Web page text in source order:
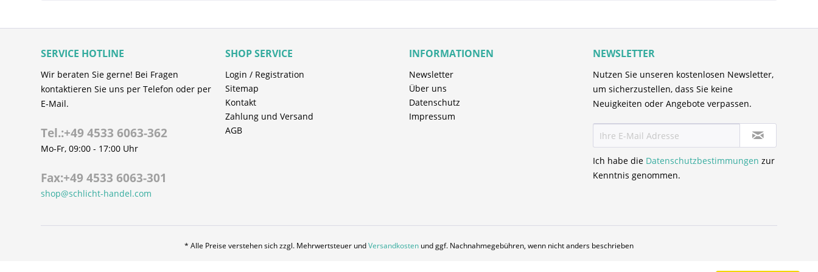
Das mechanische Reinigungsgranulat von RapidPurge ist ideal für die
Schneckenumdrehung oder der Verarbeitungstemperatur. Das
Reinigungsgranulat wird einfach unter normalen Produktionsbedingungen
durch die Maschine gefahren. Farbpigmente und Materialrückstände werden
mühelos ausgespült. Nicht-abrasive mechanische Bestandteile verbessern die
Reinigungs- und Polierwirkung für metallische Maschinenteile und
Oberflächen.
Die mechanischen Reinigungsgranulate basieren auf einem PE-
Trägermaterial, die die Reinigungszusätze in einem wirkungsvollen
Maschinenreinigung sicherstellen. Der sparsame Verbrauch und die
außerordentliche Reinigungsleistung machen RapidPurge ideal für die
SERVICE HOTLINE
Wir beraten Sie gerne! Bei Fragen
kontaktieren Sie uns per Telefon oder per
E-Mail.
Tel.:+49 4533 6063-362
Mo-Fr, 09:00 - 17:00 Uhr
Fax:+49 4533 6063-301
shop@schlicht-handel.com
SHOP SERVICE
Login / Registration
Sitemap
Kontakt
Zahlung und Versand
AGB
INFORMATIONEN
Newsletter
Über uns
Datenschutz
Impressum
NEWSLETTER
Nutzen Sie unseren kostenlosen Newsletter,
um sicherzustellen, dass Sie keine
Neuigkeiten oder Angebote verpassen.
Ich habe die Datenschutzbestimmungen zur
Kenntnis genommen.
* Alle Preise verstehen sich zzgl. Mehrwertsteuer undVersandkosten und ggf. Nachnahmegebühren, wenn nicht anders beschrieben